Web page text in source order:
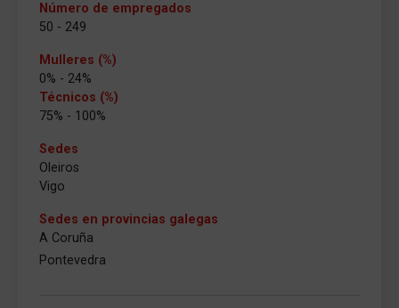
Número de empregados
50 - 249
Mulleres (%)
0% - 24%
Técnicos (%)
75% - 100%
Sedes
Oleiros
Vigo
Sedes en provincias galegas
A Coruña
Pontevedra